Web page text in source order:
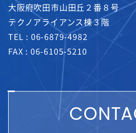
大阪府吹田市山田丘２番８号
テクノアライアンス棟３階
TEL : 06-6879-4982
FAX : 06-6105-5210